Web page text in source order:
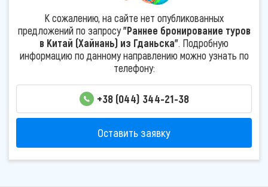
К сожалению, на сайте нет опубликованных
предложений по запросу"Раннее бронирование туров
в Китай (Хайнань) из Гданьска". Подробную
информацию по данному направлению можно узнать по
телефону:
+38 (044) 344-21-38
Оставить заявку